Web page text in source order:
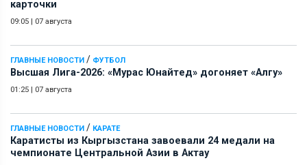
карточки
09:05 | 07 августа
ГЛАВНЫЕ НОВОСТИ / ФУТБОЛ
Высшая Лига-2026: «Мурас Юнайтед» догоняет «Алгу»
01:25 | 07 августа
ГЛАВНЫЕ НОВОСТИ / КАРАТЕ
Каратисты из Кыргызстана завоевали 24 медали на
чемпионате Центральной Азии в Актау